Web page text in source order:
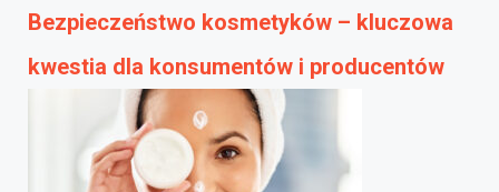
Bezpieczeństwo kosmetyków – kluczowa
kwestia dla konsumentów i producentów